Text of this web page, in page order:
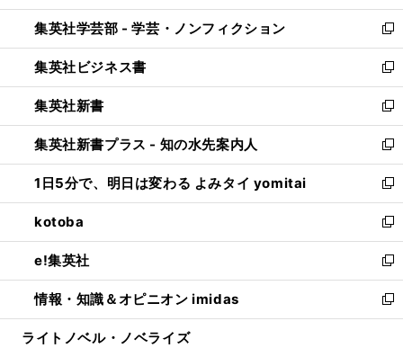
開
く
ウ
で
開
く
ン
ド
ウ
で
開
く
ウ
ィ
ン
ド
ウ
で
開
く
集英社学芸部 - 学芸・ノンフィクション
新
し
い
ウ
ィ
ン
ド
ウ
で
開
く
集英社ビジネス書
新
し
い
ウ
ィ
ン
ド
ウ
で
開
く
集英社新書
新
し
い
ウ
ィ
ン
ド
ウ
で
開
く
集英社新書プラス - 知の水先案内人
新
し
い
ウ
ィ
ン
ド
ウ
で
開
1日5分で、明日は変わる よみタイ yomitai
新
し
い
ウ
ィ
ン
ド
ウ
kotoba
新
し
い
ウ
ィ
ン
e!集英社
新
し
い
ウ
情報・知識＆オピニオン imidas
新
し
ライトノベル・ノベライズ